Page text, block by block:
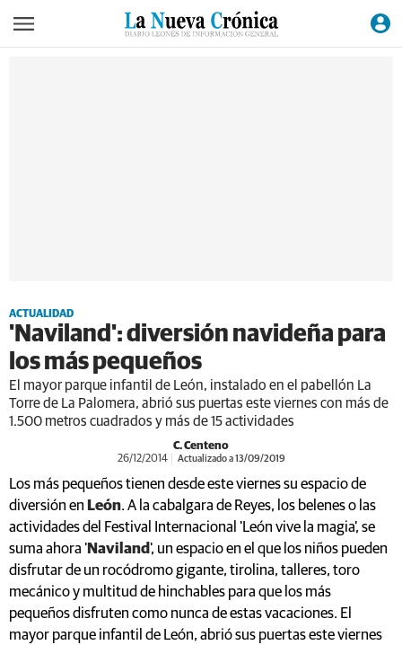
ACTUALIDAD
'Naviland': diversión navideña para
los más pequeños
El mayor parque infantil de León, instalado en el pabellón La
Torre de La Palomera, abrió sus puertas este viernes con más de
1.500 metros cuadrados y más de 15 actividades
C. Centeno
26/12/2014 Actualizado a 13/09/2019
Los más pequeños tienen desde este viernes su espacio de
diversión en León. A la cabalgara de Reyes, los belenes o las
actividades del Festival Internacional 'León vive la magia', se
suma ahora 'Naviland ', un espacio en el que los niños pueden
disfrutar de un rocódromo gigante, tirolina, talleres, toro
mecánico y multitud de hinchables para que los más
pequeños disfruten como nunca de estas vacaciones. El
mayor parque infantil de León, abrió sus puertas este viernes